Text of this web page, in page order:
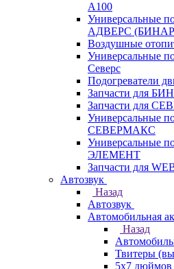
A100
Универсальные
АДВЕРС
Воздушные
Универсальные
Северс
Подогреватели
Запчасти для
Запчасти для
Универсальные
СЕВЕРМАКС
Универсальные
ЭЛЕМЕНТ
Запчасти для
Автозвук
Назад
Автозвук
Автомобильная
Назад
Твитеры
5x7 дюймов